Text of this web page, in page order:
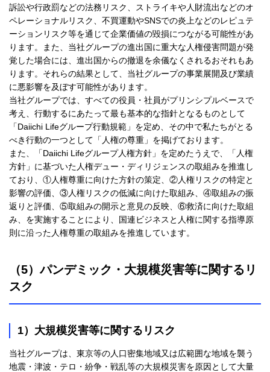
訴訟や行政罰などの法務リスク、ストライキや人財流出などのオ
ペレーショナルリスク、不買運動やSNSでの炎上などのレピュテ
ーションリスク等を通じて企業価値の毀損につながる可能性があ
ります。また、当社グループの進出国に重大な人権侵害問題が発
覚した場合には、進出国からの撤退を余儀なくされるおそれもあ
ります。それらの結果として、当社グループの事業展開及び業績
に悪影響を及ぼす可能性があります。
当社グループでは、すべての役員・社員がプリンシプルベースで
考え、行動するにあたって最も基本的な指針となるものとして
「Daiichi Lifeグループ行動規範」を定め、その中で私たちがとる
べき行動の一つとして「人権の尊重」を掲げております。
また、「Daiichi Lifeグループ人権方針」を定めたうえで、「人権
方針」に基づいた人権デュー・ディリジェンスの取組みを推進し
ており、①人権尊重に向けた方針の策定、②人権リスクの特定と
影響の評価、③人権リスクの低減に向けた取組み、④取組みの振
返りと評価、⑤取組みの開示と意見の反映、⑥救済に向けた取組
み、を実施することにより、国連ビジネスと人権に関する指導原
則に沿った人権尊重の取組みを推進しています。
（5）パンデミック・大規模災害等に関するリ
スク
1）大規模災害等に関するリスク
当社グループは、東京等の人口密集地域又は広範囲な地域を襲う
地震・津波・テロ・紛争・戦乱等の大規模災害を原因として大量